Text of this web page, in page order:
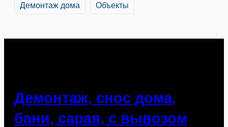
Демонтаж дома Объекты
Демонтаж, снос дома,
бани, сарая, с вывозом